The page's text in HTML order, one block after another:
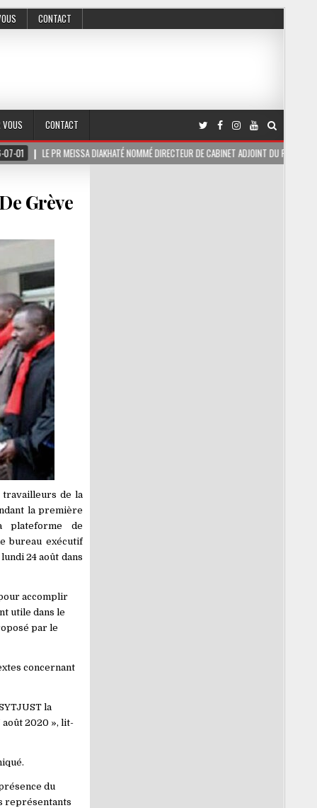
CONTACT
CONTACT
DIAKHATÉ NOMMÉ DIRECTEUR DE CABINET ADJOINT DU PRÉSIDENT DE LA
Grève
travailleurs de la
la première
plateforme de
bureau exécutif
24 août dans
accomplir
utile dans le
par le
concernant
la
août 2020 », lit-
du
représentants